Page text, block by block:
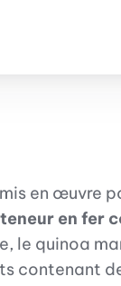
en œuvre
teneur en fer
le quinoa